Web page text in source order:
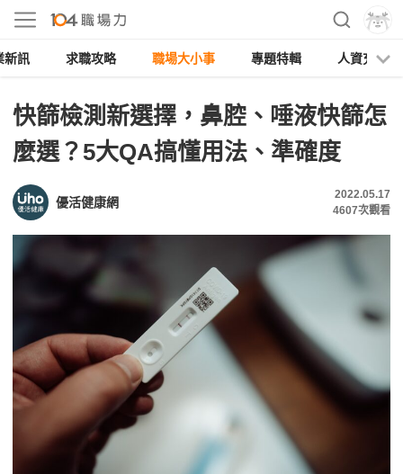
新訊 求職攻略 職場大小事 專題特輯 人資充電
快篩檢測新選擇，鼻腔、唾液快篩怎
麼選？5大QA搞懂用法、準確度
優活健康網
2022.05.17
4607次觀看